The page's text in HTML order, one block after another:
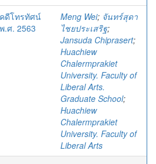
ดีโทรทัศน์
.ศ. 2563
Meng Wei; จันทร์สุดา
ไชยประเสริฐ;
Jansuda Chiprasert;
Huachiew
Chalermprakiet
University. Faculty of
Liberal Arts.
Graduate School;
Huachiew
Chalermprakiet
University. Faculty of
Liberal Arts